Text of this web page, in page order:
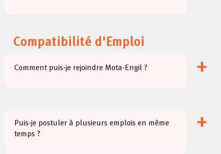
Compatibilité d'Emploi
Comment puis-je rejoindre Mota-Engil ? +
Puis-je postuler à plusieurs emplois en même
temps ?
+